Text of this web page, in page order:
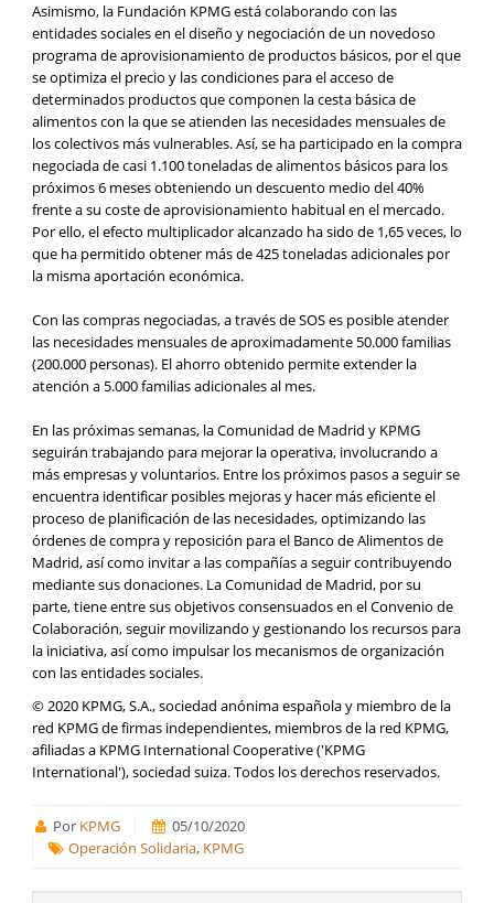
Asimismo, la Fundación KPMG está colaborando con las
entidades sociales en el diseño y negociación de un novedoso
programa de aprovisionamiento de productos básicos, por el que
se optimiza el precio y las condiciones para el acceso de
determinados productos que componen la cesta básica de
alimentos con la que se atienden las necesidades mensuales de
los colectivos más vulnerables. Así, se ha participado en la compra
negociada de casi 1.100 toneladas de alimentos básicos para los
próximos 6 meses obteniendo un descuento medio del 40%
frente a su coste de aprovisionamiento habitual en el mercado.
Por ello, el efecto multiplicador alcanzado ha sido de 1,65 veces, lo
que ha permitido obtener más de 425 toneladas adicionales por
la misma aportación económica.
Con las compras negociadas, a través de SOS es posible atender
las necesidades mensuales de aproximadamente 50.000 familias
(200.000 personas). El ahorro obtenido permite extender la
atención a 5.000 familias adicionales al mes.
En las próximas semanas, la Comunidad de Madrid y KPMG
seguirán trabajando para mejorar la operativa, involucrando a
más empresas y voluntarios. Entre los próximos pasos a seguir se
encuentra identificar posibles mejoras y hacer más eficiente el
proceso de planificación de las necesidades, optimizando las
órdenes de compra y reposición para el Banco de Alimentos de
Madrid, así como invitar a las compañías a seguir contribuyendo
mediante sus donaciones. La Comunidad de Madrid, por su
parte, tiene entre sus objetivos consensuados en el Convenio de
Colaboración, seguir movilizando y gestionando los recursos para
la iniciativa, así como impulsar los mecanismos de organización
con las entidades sociales.
© 2020 KPMG, S.A., sociedad anónima española y miembro de la
red KPMG de firmas independientes, miembros de la red KPMG,
afiliadas a KPMG International Cooperative ('KPMG
International'), sociedad suiza. Todos los derechos reservados.
Por KPMG
05/10/2020
Operación Solidaria, KPMG